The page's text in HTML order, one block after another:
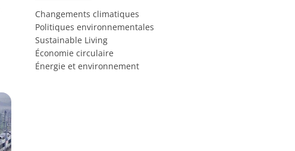
Changements climatiques
Politiques environnementales
Sustainable Living
Économie circulaire
Énergie et environnement